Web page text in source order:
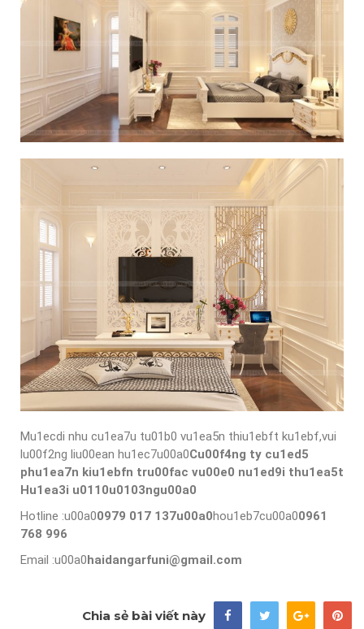
Mu1ecdi nhu cu1ea7u tu01b0 vu1ea5n thiu1ebft ku1ebf,vui
lu00f2ng liu00ean hu1ec7u00a0Cu00f4ng ty cu1ed5
phu1ea7n kiu1ebfn tru00fac vu00e0 nu1ed9i thu1ea5t
Hu1ea3i u0110u0103ngu00a0
Hotline :u00a00979 017 137u00a0hou1eb7cu00a00961
768 996
Email :u00a0haidangarfuni@gmail.com
Chia sẻ bài viết này